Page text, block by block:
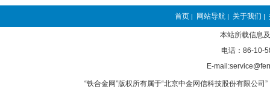
首页 | 网站导航 | 关于我们 |
本站所载信息
电话：86-10-
E-
“铁合金网”版权所有属于“北京中金网信科技股份有限公司